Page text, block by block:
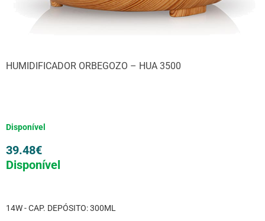
HUMIDIFICADOR ORBEGOZO – HUA 3500
Disponível
39.48€
Disponível
14W - CAP. DEPÓSITO: 300ML